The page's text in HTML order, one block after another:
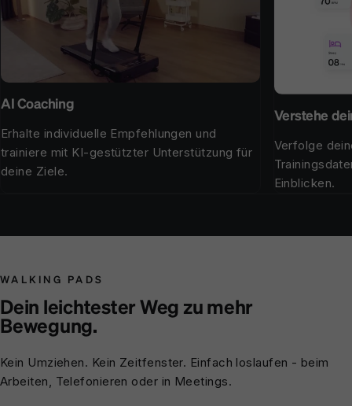
AI Coaching
Erhalte individuelle Empfehlungen und
trainiere mit KI-gestützter Unterstützung für
deine Ziele.
Verstehe
Verfolge
Einblicken.
WALKING PADS
Dein leichtester Weg zu mehr
Bewegung.
Kein Umziehen. Kein Zeitfenster. Einfach loslaufen - beim
Arbeiten, Telefonieren oder in Meetings.